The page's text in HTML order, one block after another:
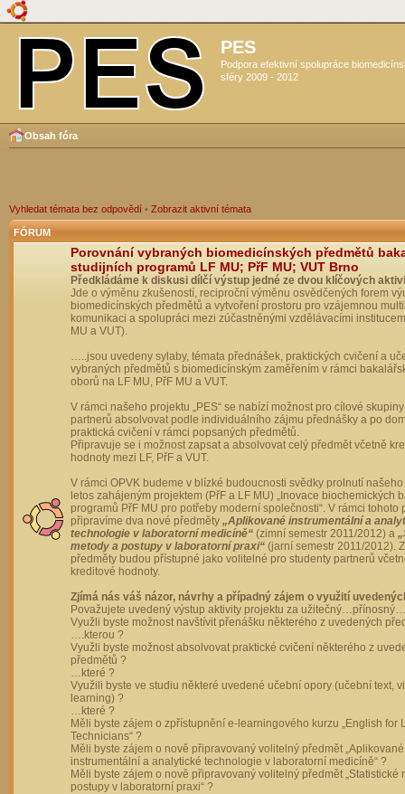
PES
Podpora efektivní spolupráce
sféry 2009 - 2012
Obsah fóra
Vyhledat témata bez odpovědí • Zobrazit aktivní témata
FÓRUM
Porovnání vybraných biomedicínských předmětů
studijních programů LF MU; PřF MU; VUT Brno
Předkládáme k diskusi dílčí výstup jedné ze dvou klíčových
Jde o výměnu zkušeností, reciproční výměnu osvědčených forem
biomedicínských předmětů a vytvoření prostoru pro vzájemnou
komunikaci a spolupráci mezi zúčastněnými vzdělávacími
MU a VUT).
…..jsou uvedeny sylaby, témata přednášek, praktických cvičení a
vybraných předmětů s biomedicínským zaměřením v rámci
oborů na LF MU, PřF MU a VUT.
V rámci našeho projektu „PES“ se nabízí možnost pro cílové
partnerů absolvovat podle individuálního zájmu přednášky a po
praktická cvičení v rámci popsaných předmětů.
Připravuje se i možnost zapsat a absolvovat celý předmět včetně
hodnoty mezi LF, PřF a VUT.
V rámci OPVK budeme v blízké budoucnosti svědky prolnutí
letos zahájeným projektem (PřF a LF MU) „Inovace biochemických
programů PřF MU pro potřeby moderní společnosti“. V rámci tohoto
připravíme dva nové předměty „Aplikované instrumentální a
technologie v laboratorní medicíně“ (zimní semestr 2011/2012) a
metody a postupy v laboratorní praxi“ (jarní semestr 2011/2012).
předměty budou přístupné jako volitelné pro studenty partnerů
kreditové hodnoty.
Zjímá nás váš názor, návrhy a případný zájem o využití
Považujete uvedený výstup aktivity projektu za
Využli byste možnost navštívit přenášku některého z uvedených
….kterou ?
Využli byste možnost absolvovat praktické cvičení některého z
předmětů ?
…které ?
Využili byste ve studiu některé uvedené učební opory (učební text,
learning) ?
…které ?
Měli byste zájem o zpřístupnění e-learningového kurzu „English for
Technicians“ ?
Měli byste zájem o nově připravovaný volitelný předmět „Aplikované
instrumentální a analytické technologie v laboratorní medicíně“ ?
Měli byste zájem o nově připravovaný volitelný předmět „Statistické
postupy v laboratorní praxi“ ?